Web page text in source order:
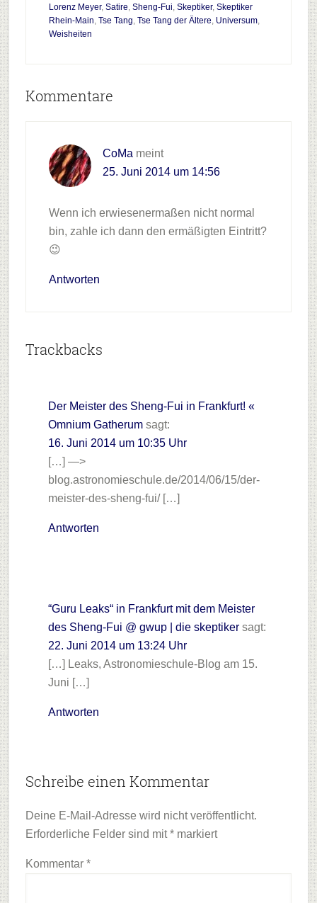
Lorenz Meyer, Satire, Sheng-Fui, Skeptiker, Skeptiker
Rhein-Main, Tse Tang, Tse Tang der Ältere, Universum,
Weisheiten
Leser-
Kommentare
CoMa meint
25. Juni 2014 um 14:56
Wenn ich erwiesenermaßen nicht normal
bin, zahle ich dann den ermäßigten Eintritt?
😉
Antworten
Trackbacks
Der Meister des Sheng-Fui in Frankfurt! «
Omnium Gatherum sagt:
16. Juni 2014 um 10:35 Uhr
[…] —>
blog.astronomieschule.de/2014/06/15/der-
meister-des-sheng-fui/ […]
Antworten
“Guru Leaks“ in Frankfurt mit dem Meister
des Sheng-Fui @ gwup | die skeptiker sagt:
22. Juni 2014 um 13:24 Uhr
[…] Leaks, Astronomieschule-Blog am 15.
Juni […]
Antworten
Schreibe einen Kommentar
Deine E-Mail-Adresse wird nicht veröffentlicht.
Erforderliche Felder sind mit*markiert
Kommentar *